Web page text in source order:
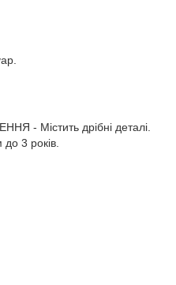
- Містить дрібні деталі.
3 років.